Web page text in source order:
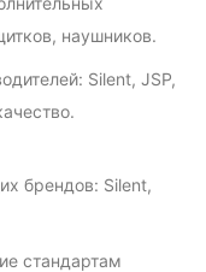
наушников.
Silent, JSP,
брендов: Silent,
стандартам